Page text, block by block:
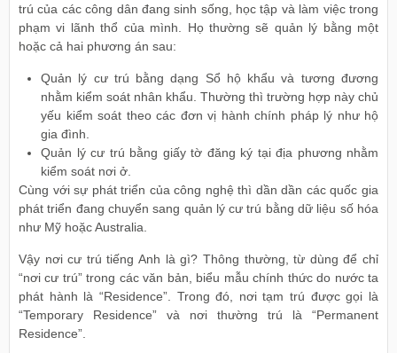
trú của các công dân đang sinh sống, học tập và làm việc trong
phạm vi lãnh thổ của mình. Họ thường sẽ quản lý bằng một
hoặc cả hai phương án sau:
Quản lý cư trú bằng dạng Sổ hộ khẩu và tương đương
nhằm kiểm soát nhân khẩu. Thường thì trường hợp này chủ
yếu kiểm soát theo các đơn vị hành chính pháp lý như hộ
gia đình.
Quản lý cư trú bằng giấy tờ đăng ký tại địa phương nhằm
kiểm soát nơi ở.
Cùng với sự phát triển của công nghệ thì dần dần các quốc gia
phát triển đang chuyển sang quản lý cư trú bằng dữ liệu số hóa
như Mỹ hoặc Australia.
Vậy nơi cư trú tiếng Anh là gì? Thông thường, từ dùng để chỉ
“nơi cư trú” trong các văn bản, biểu mẫu chính thức do nước ta
phát hành là “Residence”. Trong đó, nơi tạm trú được gọi là
“Temporary Residence” và nơi thường trú là “Permanent
Residence”.